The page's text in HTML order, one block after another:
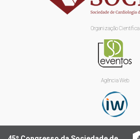
Organização Científica
Agência Web